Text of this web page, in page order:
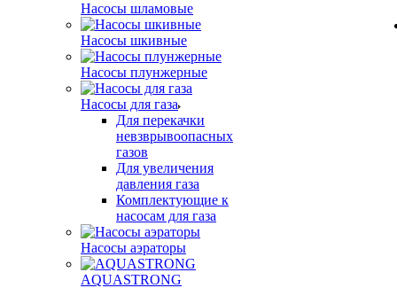
Насосы шламовые
Насосы шкивные
Насосы плунжерные
Насосы для газа
Для перекачки
невзврывоопасных
газов
Для увеличения
давления газа
Комплектующие к
насосам для газа
Насосы аэраторы
AQUASTRONG